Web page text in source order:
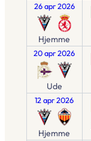
26 apr 2026
Hjemme
20 apr 2026
Ude
12 apr 2026
Hjemme